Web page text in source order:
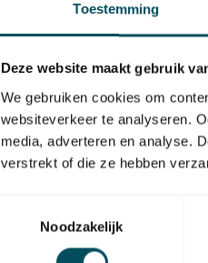
Toestemming
Deze website maakt gebruik
We gebruiken cookies om
websiteverkeer te analyseren.
media, adverteren en analyse.
verstrekt of die ze hebben
Noodzakelijk
5608
nvt
nvt
wit
Radio RTS